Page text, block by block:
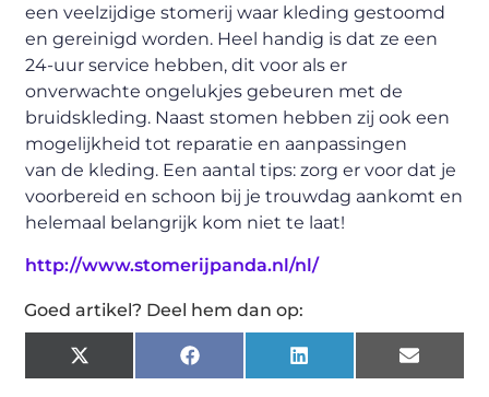
een veelzijdige stomerij waar kleding gestoomd
en gereinigd worden. Heel handig is dat ze een
24-uur service hebben, dit voor als er
onverwachte ongelukjes gebeuren met de
bruidskleding. Naast stomen hebben zij ook een
mogelijkheid tot reparatie en aanpassingen
vande kleding. Een aantal tips: zorg ervoor dat je
voorbereid en schoon bij je trouwdag aankomt en
helemaal belangrijk kom niet te laat!
http://www.stomerijpanda.nl/nl/
Goed artikel? Deel hem dan op:
X
(Twitter)
Facebook LinkedIn Email